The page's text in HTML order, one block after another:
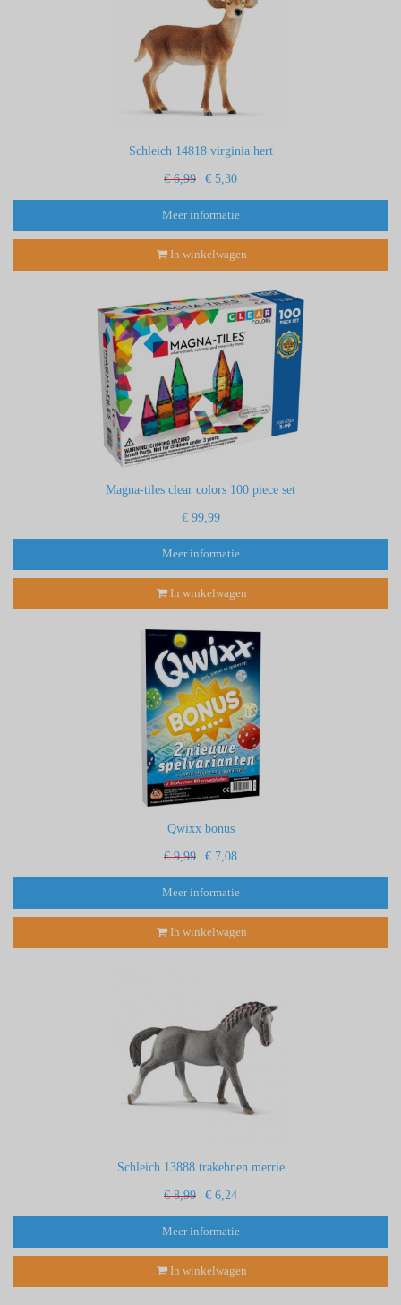
Schleich 14818 virginia hert
€ 6,99 € 5,30
Meer informatie
In winkelwagen
Magna-tiles clear colors 100 piece set
€ 99,99
Meer informatie
In winkelwagen
Qwixx bonus
€ 9,99 € 7,08
Meer informatie
In winkelwagen
Schleich 13888 trakehnen merrie
€ 8,99 € 6,24
Meer informatie
In winkelwagen